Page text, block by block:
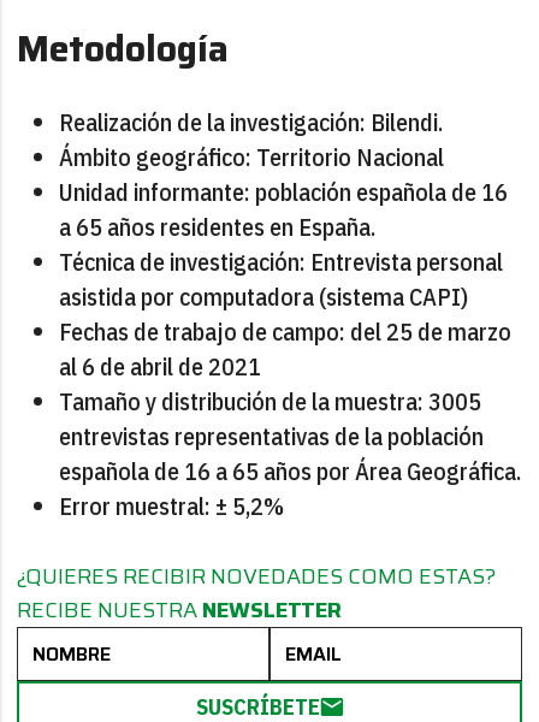
Metodología
Realización de la investigación: Bilendi.
Ámbito geográfico: Territorio Nacional
Unidad informante: población española de 16
a 65 años residentes en España.
Técnica de investigación: Entrevista personal
asistida por computadora (sistema CAPI)
Fechas de trabajo de campo: del 25 de marzo
al 6 de abril de 2021
Tamaño y distribución de la muestra: 3005
entrevistas representativas de la población
española de 16 a 65 años por Área Geográfica.
Error muestral: ± 5,2%
¿QUIERES RECIBIR NOVEDADES COMO ESTAS?
RECIBE NUESTRANEWSLETTER
SUSCRÍBETE